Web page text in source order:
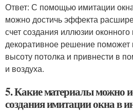
Ответ: С помощью имитации
можно достичь эффекта
счет создания иллюзии
декоративное решение поможет
высоту потолка и привнести в
и воздуха.
5. Какие материалы можно
создания имитации окна в